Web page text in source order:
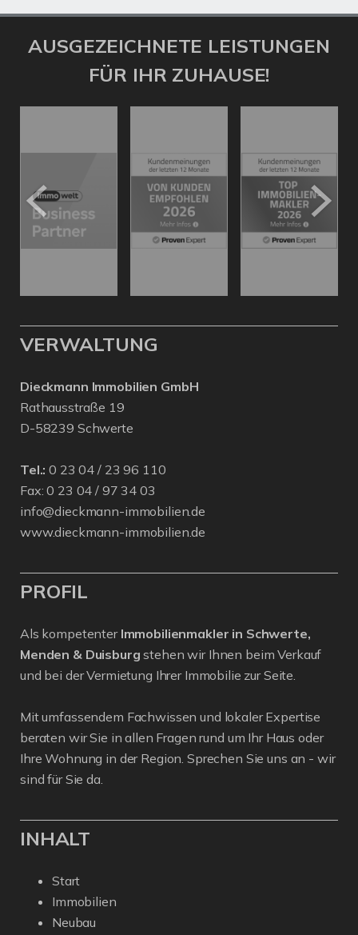
AUSGEZEICHNETE LEISTUNGEN
FÜR IHR ZUHAUSE!
VERWALTUNG
Dieckmann Immobilien GmbH
Rathausstraße 19
D-58239 Schwerte
Tel.: 0 23 04 / 23 96 110
Fax: 0 23 04 / 97 34 03
info@dieckmann-immobilien.de
www.dieckmann-immobilien.de
PROFIL
Als kompetenter Immobilienmakler in Schwerte,
Menden & Duisburg stehen wir Ihnen beim Verkauf
und bei der Vermietung Ihrer Immobilie zur Seite.
Mit umfassendem Fachwissen und lokaler Expertise
beraten wir Sie in allen Fragen rund um Ihr Haus oder
Ihre Wohnung in der Region. Sprechen Sie uns an - wir
sind für Sie da.
INHALT
Start
Immobilien
Neubau